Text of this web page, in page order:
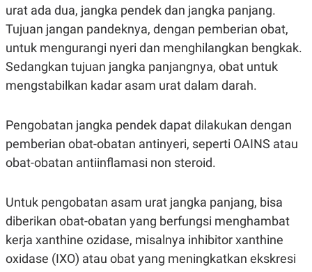
urat ada dua, jangka pendek dan jangka panjang.
Tujuan jangan pandeknya, dengan pemberian obat,
untuk mengurangi nyeri dan menghilangkan bengkak.
Sedangkan tujuan jangka panjangnya, obat untuk
mengstabilkan kadar asam urat dalam darah.
Pengobatan jangka pendek dapat dilakukan dengan
pemberian obat-obatan antinyeri, seperti OAINS atau
obat-obatan antiinflamasi non steroid.
Untuk pengobatan asam urat jangka panjang, bisa
diberikan obat-obatan yang berfungsi menghambat
kerja xanthine ozidase, misalnya inhibitor xanthine
oxidase (IXO) atau obat yang meningkatkan ekskresi